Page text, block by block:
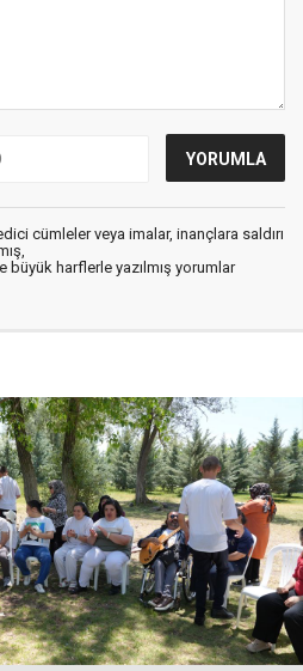
cümleler veya imalar, inançlara saldırı
büyük harflerle yazılmış yorumlar